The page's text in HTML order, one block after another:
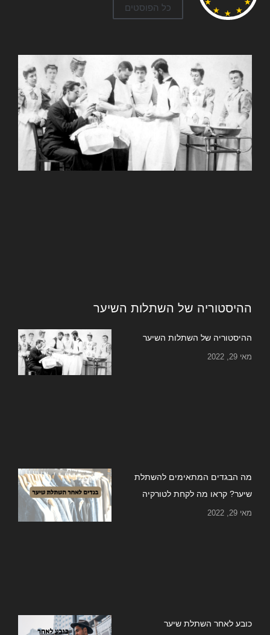
כל הפוסטים
ההיסטוריה של השתלות השיער
ההיסטוריה של השתלות השיער
מאי 29, 2022
מה הבגדים המתאימים להשתלת
שיער? קראו מה לקחת לטורקיה
מאי 29, 2022
כובע לאחר השתלת שיער